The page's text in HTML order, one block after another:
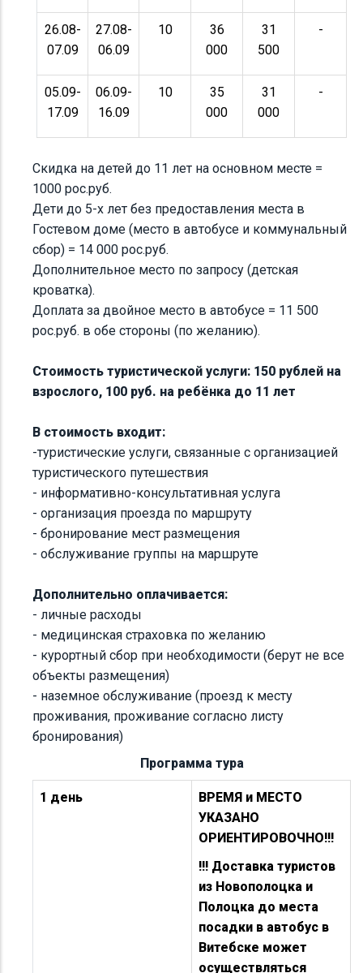
26.08-
07.09
27.08-
06.09
10
36
000
31
500
-
05.09-
17.09
06.09-
16.09
10
35
000
31
000
-
Скидка на детей до 11 лет на основном месте =
1000 рос.руб.
Дети до 5-х лет без предоставления места в
Гостевом доме (место в автобусе и коммунальный
сбор) = 14 000 рос.руб.
Дополнительное место по запросу (детская
кроватка).
Доплата за двойное место в автобусе = 11 500
рос.руб. в обе стороны (по желанию).
Стоимость туристической услуги: 150 рублей на
взрослого, 100 руб. на ребёнка до 11 лет
В стоимость входит:
-туристические услуги, связанные с организацией
туристического путешествия
- информативно-консультативная услуга
- организация проезда по маршруту
- бронирование мест размещения
- обслуживание группы на маршруте
Дополнительно оплачивается:
- личные расходы
- медицинская страховка по желанию
- курортный сбор при необходимости (берут не все
объекты размещения)
- наземное обслуживание (проезд к месту
проживания, проживание согласно листу
бронирования)
Программа тура
1 день
ВРЕМЯ и МЕСТО
УКАЗАНО
ОРИЕНТИРОВОЧНО!!!
!!! Доставка туристов
из Новополоцка и
Полоцка до места
посадки в автобус в
Витебске может
осуществляться